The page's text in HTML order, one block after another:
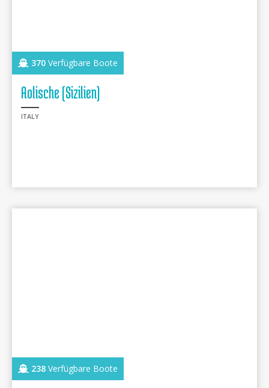
370 Verfügbare Boote
Aolische (Sizilien)
ITALY
238 Verfügbare Boote